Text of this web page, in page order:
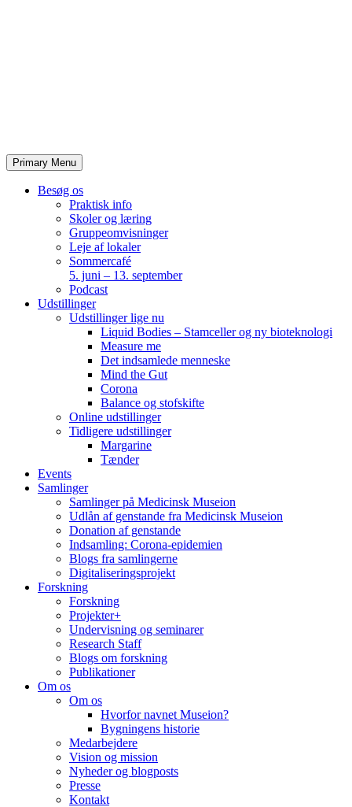
Primary Menu
Besøg os
Praktisk info
Skoler og læring
Gruppeomvisninger
Leje af lokaler
Sommercafé
5. juni – 13. september
Podcast
Udstillinger
Udstillinger lige nu
Liquid Bodies – Stamceller og ny bioteknologi
Measure me
Det indsamlede menneske
Mind the Gut
Corona
Balance og stofskifte
Online udstillinger
Tidligere udstillinger
Margarine
Tænder
Events
Samlinger
Samlinger på Medicinsk Museion
Udlån af genstande fra Medicinsk Museion
Donation af genstande
Indsamling: Corona-epidemien
Blogs fra samlingerne
Digitaliseringsprojekt
Forskning
Forskning
Projekter+
Undervisning og seminarer
Research Staff
Blogs om forskning
Publikationer
Om os
Om os
Hvorfor navnet Museion?
Bygningens historie
Medarbejdere
Vision og mission
Nyheder og blogposts
Presse
Kontakt